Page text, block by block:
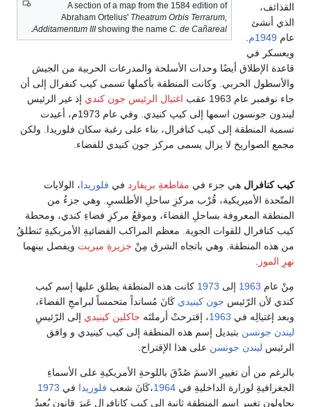
A section of a map from the 1584 edition of
Abraham Ortelius' Theatrum Orbis Terrarum,
Additamentum IIIshowing the name C. de Cañareal
.
القذائف،
الذي أنشئ
عام 1949م
.
ويعسكر في
قاعدة الإطلاق أيضًا وحدات الأسلحة والمدرعات الحربية من الجيش
والأسطول الحربي. وكانت المنطقة بأكملها تسمى كيب كنفرال إلى أن
جاء نوفمبر عام 1963 عقب
اغتيال الرئيس جون كندي إذ غير الرئيس
ليندون جونسون اسمها إلى كيپ كنيدي. وفي عام 1973م، أعيدت
تسمية المنطقة إلى كيب كنافرال، بناء على رغبة سكان فلوريدا. ولكن
مجمع الصواريخ لا يزال يسمى مركز جون كنيدي للفضاء.
كيب كنافرال هي جزء في مقاطعةِ بريفارد في فلوريدا، الولايات
المتّحدة الأميريكية، قُرْب مركزِ ساحلِ الأطلسيِ. وهي جزءُ من
المنطقة المعروفة بساحلِ الفضاءَ، وموقعُ مركزِ فضاءِ كندي، ومحطة
كيب كنافرال للقوات الجوية. معظم المراكب الفضائيةِ الأمريكيةِ تَنطلقُ
من هذه المنطقة. وهي باتجاه الشرق مِنْ جزيرةِ ميريت ويفصل بينهما
نهرِ الموز .
مِنْ عام 1963 إلى 1973 كانت هذه المنطقة يطلق عليها إسم كيب
كندي لأن الرّئيس جون كينيدي كَانَ مُسانداً متحمساً لبرامجِ الفضاءَ،
وبعد إغتيالِه في 1963، إقترحتْ أرملتَه جاكلين كينيدي إلى الرّئيسِ
ليندن جونسن بتبديل إسم هذه المنطقة إلى كيب كينيدي و وافق
الرئيس ليندن جونسن على هذا الإقتراح.
بالرغم من أن تغييرِ الاسمَ صُدّقَ باللوحةِ الأمريكيةِ على الأسماءِ
الجغرافيةِ لوزارة الداخليةِ في 1964،كَانَ شعب فلوريدا في 1973
يحاولون تغيير إسم المنطقة ثانية إلى كيب كانافرال عَبرَ قانون يُعيدُ